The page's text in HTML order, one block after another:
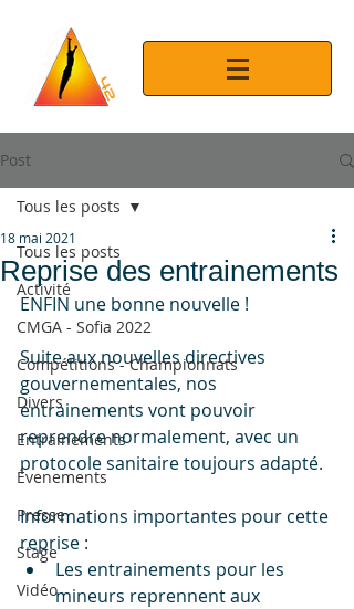
Post
Tous les posts
Activité
CMGA - Sofia 2022
Compétitions - Championnats
Divers
Entrainements
Évenements
Presse
Stage
Vidéo
Tous les posts
Reprise des entrainements
18 mai 2021
ENFIN une bonne nouvelle !
Suite aux nouvelles directives
gouvernementales, nos
entrainements vont pouvoir
reprendre normalement, avec un
protocole sanitaire toujours adapté.
Informations importantes pour cette
reprise :
Les entrainements pour les
mineurs reprennent aux